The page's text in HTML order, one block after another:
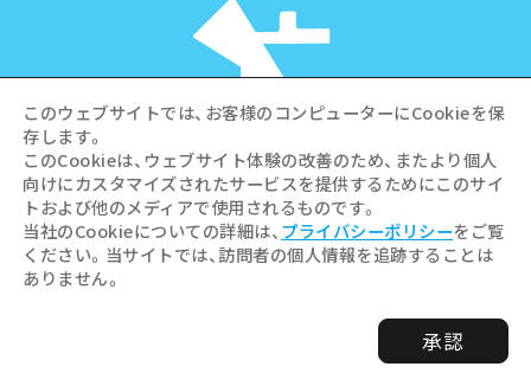
©Hiroshima Tourism Association /
Hiroshima Prefecture / Hiroshima City .
All rights reserved
このウェブサイトでは、お客様のコンピューターにCookieを保
存します。
このCookieは、ウェブサイト体験の改善のため、またより個人
向けにカスタマイズされたサービスを提供するためにこのサイ
トおよび他のメディアで使用されるものです。
当社のCookieについての詳細は、 プライバシーポリシーをご覧
ください。当サイトでは、訪問者の個人情報を追跡することは
ありません。
承認